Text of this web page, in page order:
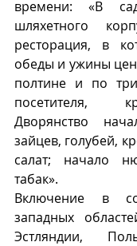
времени: «В
шляхетного
ресторация, в
обеды и ужины
полтине и по
посетителя,
Дворянство
зайцев, голубей,
салат; начало
табак».
Включение в
западных
Эстляндии,